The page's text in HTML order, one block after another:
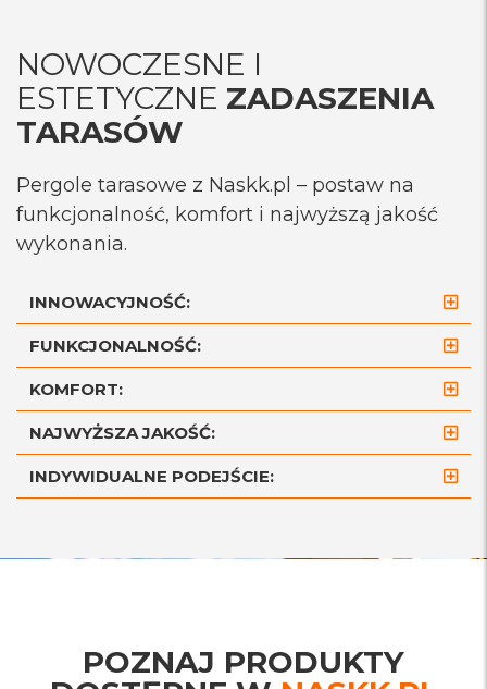
NOWOCZESNE I
ESTETYCZNE ZADASZENIA
TARASÓW
Pergole tarasowe z Naskk.pl – postaw na
funkcjonalność, komfort i najwyższą jakość
wykonania.
INNOWACYJNOŚĆ:
FUNKCJONALNOŚĆ:
KOMFORT:
NAJWYŻSZA JAKOŚĆ:
INDYWIDUALNE PODEJŚCIE:
POZNAJ PRODUKTY